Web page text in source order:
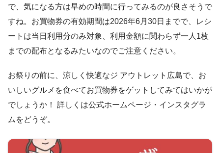
で、気になる方は早めの時間に行ってみるのが良さそうで
すね。お買物券の有効期間は2026年6月30日までで、レシ
ートは当日利用分のみ対象、利用金額に関わらず一人1枚
までの配布となるみたいなのでご注意ください。
お祭りの前に、涼しく快適なジ アウトレット広島で、お
いしいグルメを食べてお買物券をゲットしてみてはいかが
でしょうか！ 詳しくは公式ホームページ・インスタグラ
ムをどうぞ。